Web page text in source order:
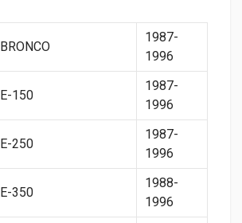
BRONCO
1987-
1996
E-150
1987-
1996
E-250
1987-
1996
E-350
1988-
1996